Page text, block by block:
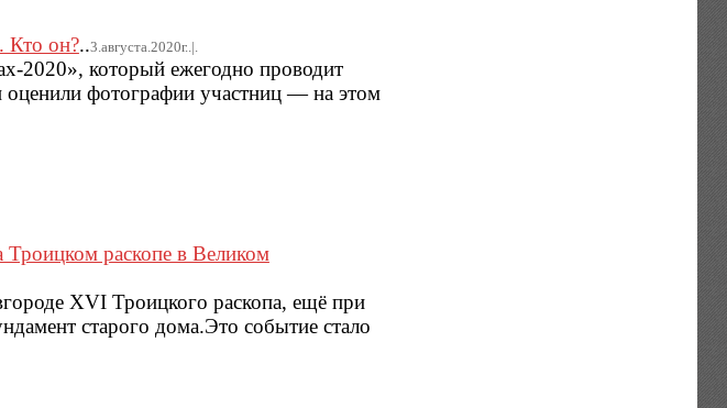
Кто он?..3.августа.2020г..|.
2020», который ежегодно проводит
оценили фотографии участниц — на этом
раскопе в Великом
XVI Троицкого раскопа, ещё при
старого дома.Это событие стало